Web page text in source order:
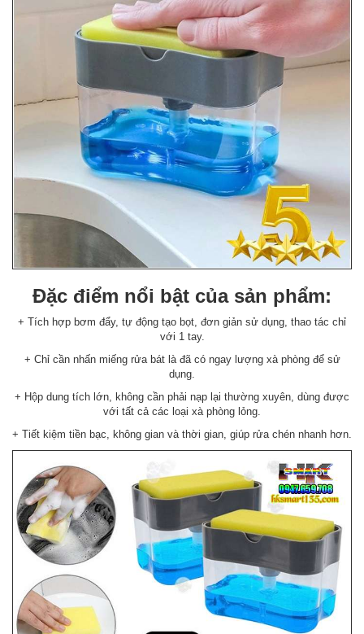
Đặc điểm nổi bật của sản phẩm:
+ Tích hợp bơm đẩy, tự động tạo bọt, đơn giản sử dụng, thao tác chỉ
với 1 tay.
+ Chỉ cần nhấn miếng rửa bát là đã có ngay lượng xà phòng để sử
dụng.
+ Hộp dung tích lớn, không cần phải nạp lại thường xuyên, dùng được
với tất cả các loại xà phòng lỏng.
+ Tiết kiệm tiền bạc, không gian và thời gian, giúp rửa chén nhanh hơn.